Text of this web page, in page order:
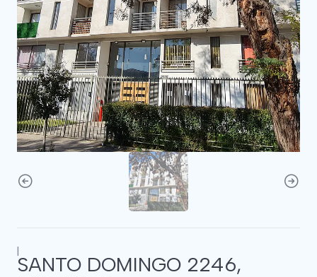
|
SANTO DOMINGO 2246,